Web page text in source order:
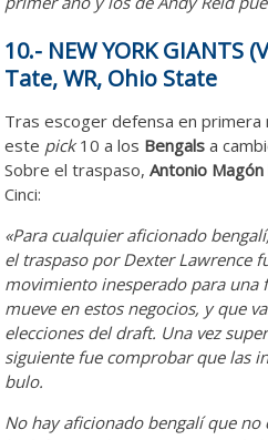
10.- NEW YORK GIANTS
Tate, WR, Ohio State
Tras escoger defensa en primera
este pick10 a los Bengals a
Sobre el traspaso,Antonio Magón
Cinci:
«Para cualquier aficionado
el traspaso por Dexter Lawrence
movimiento inesperado para una
mueve en estos negocios, y que
elecciones del draft. Una vez
siguiente fue comprobar que las
bulo.
No hay aficionado bengalí que